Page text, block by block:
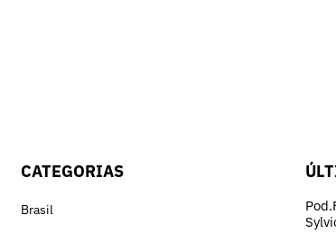
CATEGORIAS
Brasil